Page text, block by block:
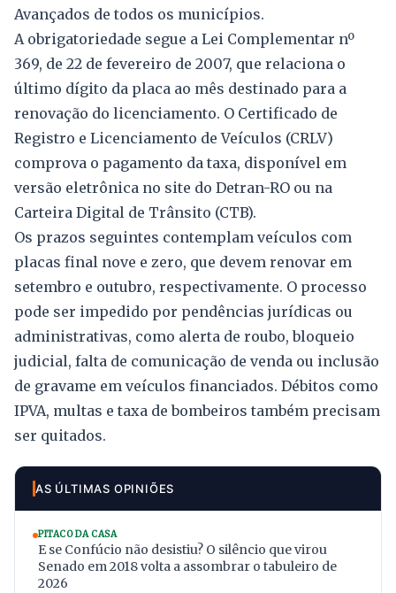
Avançados de todos os municípios.
A obrigatoriedade segue a Lei Complementar nº
369, de 22 de fevereiro de 2007, que relaciona o
último dígito da placa ao mês destinado para a
renovação do licenciamento. O Certificado de
Registro e Licenciamento de Veículos (CRLV)
comprova o pagamento da taxa, disponível em
versão eletrônica no site do Detran-RO ou na
Carteira Digital de Trânsito (CTB).
Os prazos seguintes contemplam veículos com
placas final nove e zero, que devem renovar em
setembro e outubro, respectivamente. O processo
pode ser impedido por pendências jurídicas ou
administrativas, como alerta de roubo, bloqueio
judicial, falta de comunicação de venda ou inclusão
de gravame em veículos financiados. Débitos como
IPVA, multas e taxa de bombeiros também precisam
ser quitados.
AS ÚLTIMAS OPINIÕES
PITACO DA CASA
E se Confúcio não desistiu? O silêncio que virou
Senado em 2018 volta a assombrar o tabuleiro de
2026